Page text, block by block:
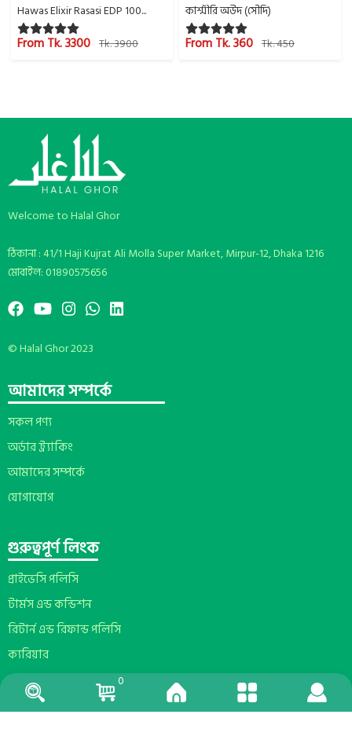
Hawas Elixir Rasasi EDP 100...
From Tk. 3300 Tk. 3900
কাশ্মীরি অউদ (সৌদি)
From Tk. 360 Tk. 450
0
Welcome to Halal Ghor
ঠিকানা : 41/1 Haji Kujrat Ali Molla Super Market, Mirpur-12, Dhaka 1216
মোবাইল: 01890575656
© Halal Ghor 2023
আমাদের সম্পর্কে
সকল পণ্য
অর্ডার ট্র্যাকিং
আমাদের সম্পর্কে
যোগাযোগ
গুরুত্বপূর্ণ লিংক
প্রাইভেসি পলিসি
টার্মস এন্ড কন্ডিশন
রিটার্ন এন্ড রিফান্ড পলিসি
ক্যরিয়ার